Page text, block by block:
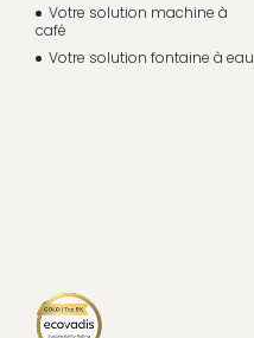
Votre solution machine à
café
Votre solution fontaine à eau